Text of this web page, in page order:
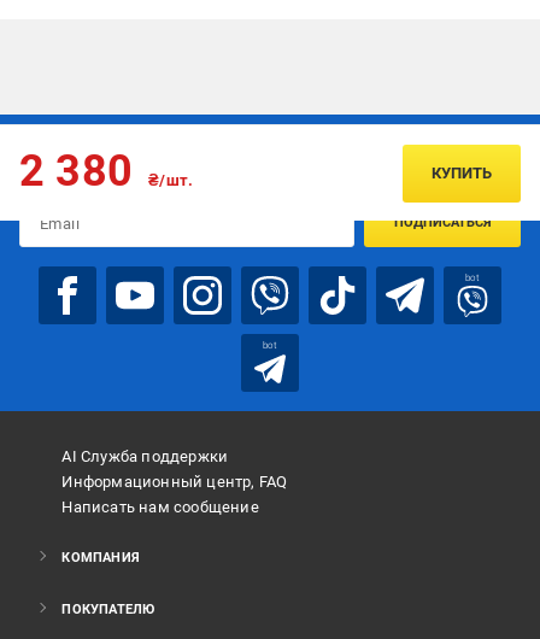
2 380 ₴/шт. КУПИТЬ
Подписывайтесь, чтобы узнавать первым об акцияx и
ПОДПИСАТЬСЯ
bot
bot
AI Служба поддержки
Информационный центр, FAQ
Написать нам сообщение
КОМПАНИЯ
ПОКУПАТЕЛЮ